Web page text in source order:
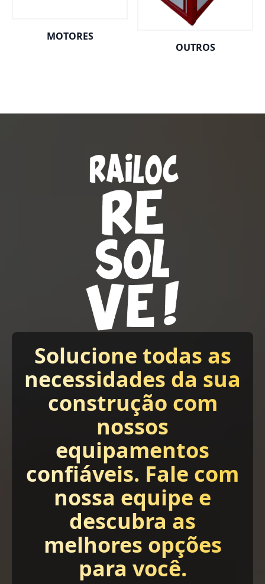
MOTORES
OUTROS
Solucione todas as
necessidades da sua
construção com
nossos
equipamentos
confiáveis. Fale com
nossa equipe e
descubra as
melhores opções
para você.